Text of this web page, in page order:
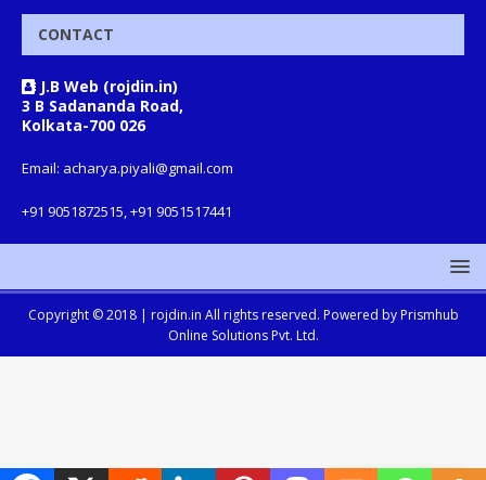
CONTACT
J.B Web (rojdin.in)
3 B Sadananda Road,
Kolkata-700 026
Email: acharya.piyali@gmail.com
+91 9051872515, +91 9051517441
Copyright © 2018 | rojdin.in All rights reserved. Powered by Prismhub
Online Solutions Pvt. Ltd.